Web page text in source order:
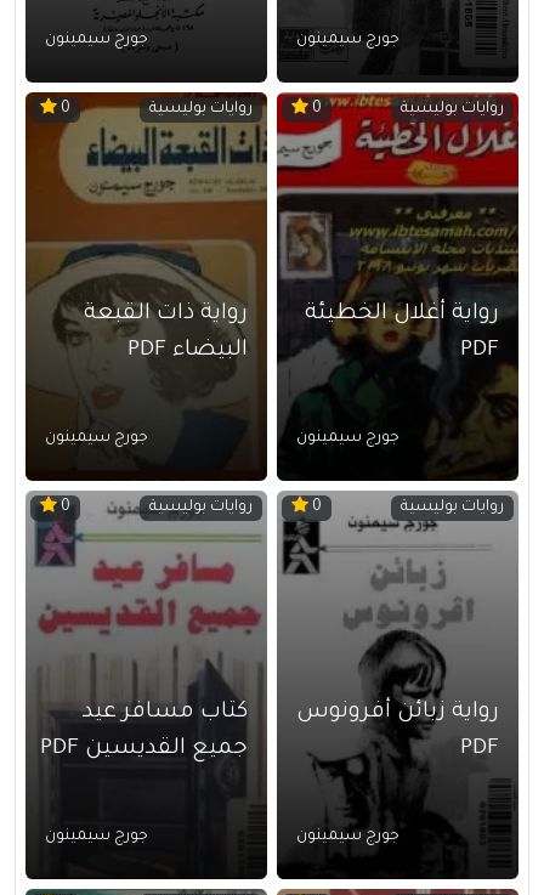
جورج سيمينون جورج سيمينون
روايات بوليسية 0
رواية أغلال الخطيئة
PDF
جورج سيمينون
روايات بوليسية 0
رواية ذات القبعة
البيضاء PDF
جورج سيمينون
روايات بوليسية 0
رواية زبائن أفرونوس
PDF
جورج سيمينون
روايات بوليسية 0
كتاب مسافر عيد
جميع القديسين PDF
جورج سيمينون